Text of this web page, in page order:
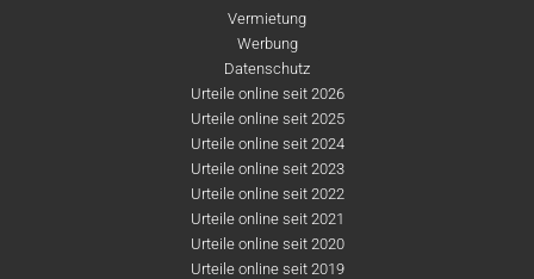
Vermietung
Werbung
Datenschutz
Urteile online seit 2026
Urteile online seit 2025
Urteile online seit 2024
Urteile online seit 2023
Urteile online seit 2022
Urteile online seit 2021
Urteile online seit 2020
Urteile online seit 2019